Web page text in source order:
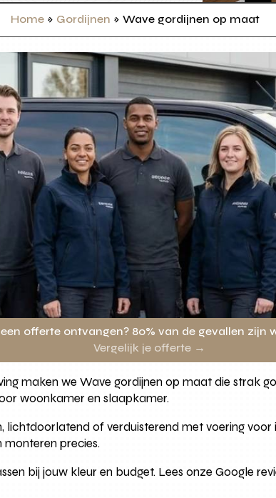
Home» Gordijnen » Wave gordijnen op maat
offerte ontvangen? 80% van de gevallen zijn
Vergelijk je offerte →
maken we Wave gordijnen op maat die strak
woonkamer en slaapkamer.
of verduisterend met voering voor
precies.
bij jouw kleur en budget. Lees onze Google